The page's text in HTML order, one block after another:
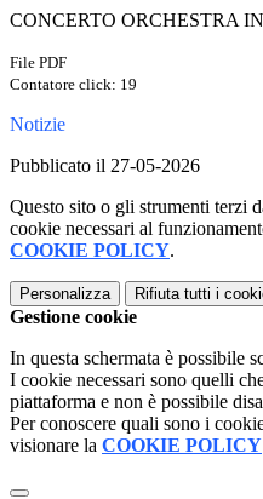
CONCERTO ORCHESTRA
File PDF
Contatore click: 19
Notizie
Pubblicato il 27-05-2026
Questo sito o gli strumenti terzi
cookie necessari al
COOKIE POLICY.
Personalizza Rifiuta tutti i
Gestione cookie
In questa schermata è possibile
I cookie necessari sono quelli
piattaforma e non è possibile
Per conoscere quali sono i
visionare la COOKIE POLICY